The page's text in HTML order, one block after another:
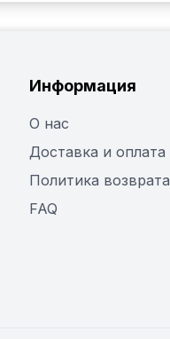
Информация
О нас
Доставка и оплата
Политика возврата
FAQ